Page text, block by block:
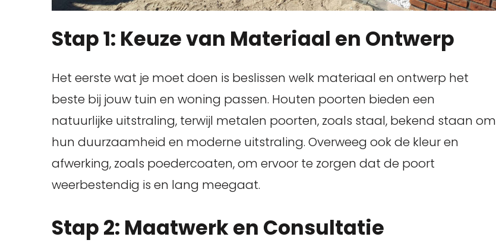
Stap 1: Keuze van Materiaal en Ontwerp
Het eerste wat je moet doen is beslissen welk materiaal en ontwerp het
beste bij jouw tuin en woning passen. Houten poorten bieden een
natuurlijke uitstraling, terwijl metalen poorten, zoals staal, bekend staan om
hun duurzaamheid en moderne uitstraling. Overweeg ook de kleur en
afwerking, zoals poedercoaten, om ervoor te zorgen dat de poort
weerbestendig is en lang meegaat.
Stap 2: Maatwerk en Consultatie